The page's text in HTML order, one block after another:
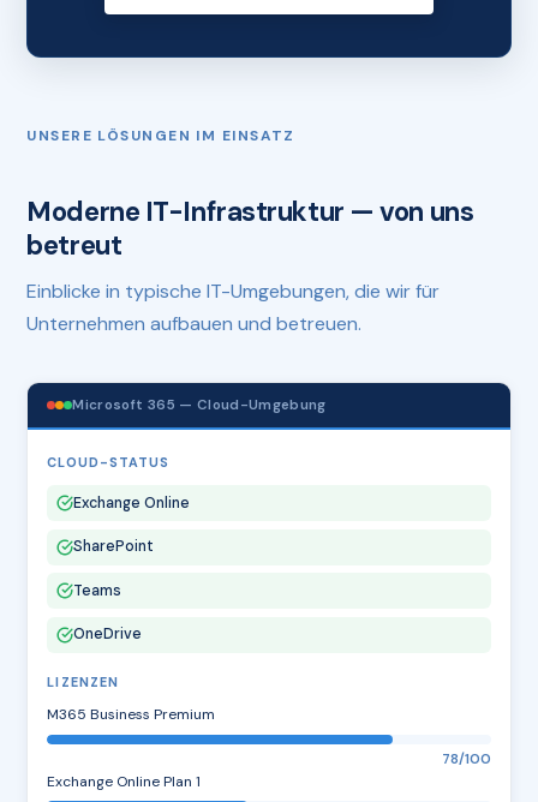
UNSERE LÖSUNGEN IM EINSATZ
Moderne IT-Infrastruktur — von uns
betreut
Einblicke in typische IT-Umgebungen, die wir für
Unternehmen aufbauen und betreuen.
Microsoft 365 — Cloud-Umgebung
CLOUD-STATUS
Exchange Online
SharePoint
Teams
OneDrive
LIZENZEN
M365 Business Premium
78/100
Exchange Online Plan 1